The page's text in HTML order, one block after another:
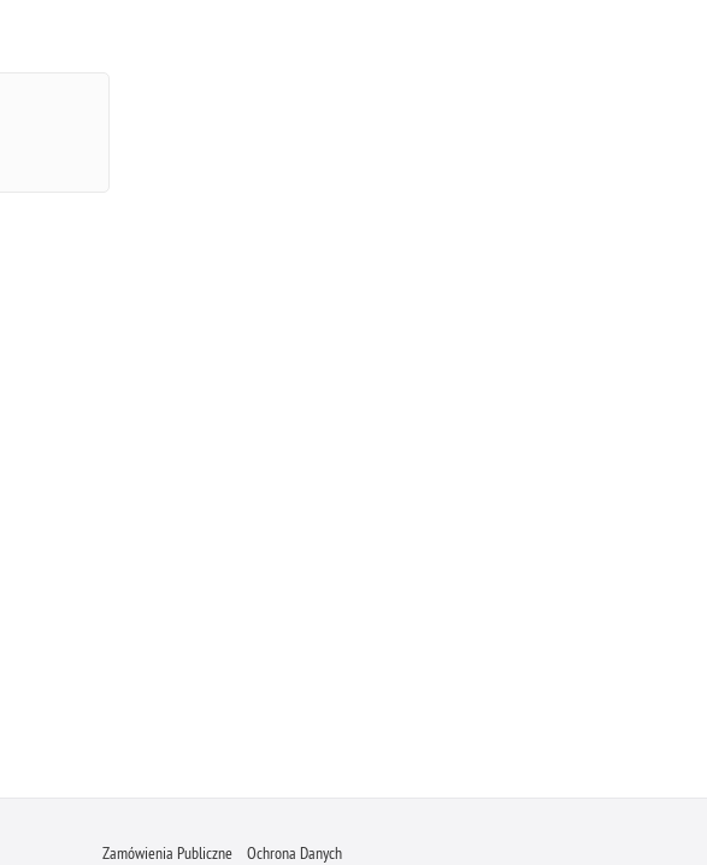
Zamówienia Publiczne Ochrona Danych